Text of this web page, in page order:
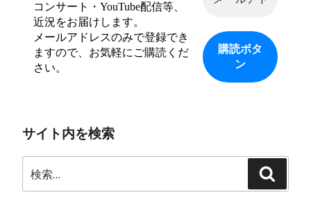
コンサート・YouTube配信等、
近況をお届けします。
メールアドレスのみで登録でき
ますので、お気軽にご購読くだ
さい。
サイト内を検索
索:
索